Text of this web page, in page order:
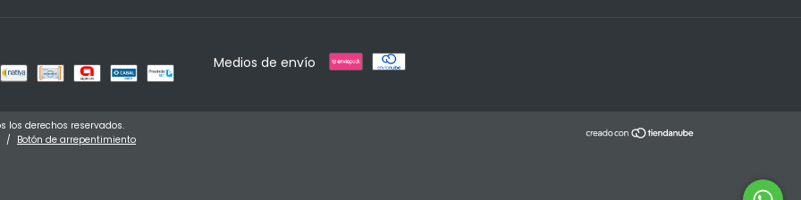
Medios de envío
los derechos reservados.
/ Botón de arrepentimiento